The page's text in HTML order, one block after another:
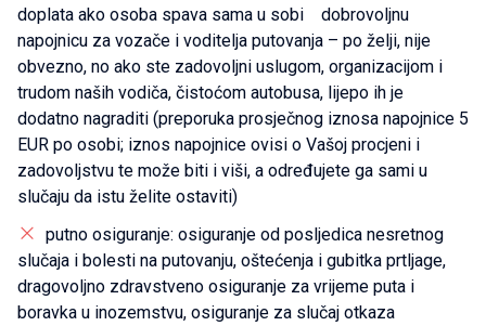
doplata ako osoba spava sama u sobi dobrovoljnu
napojnicu za vozače i voditelja putovanja – po želji, nije
obvezno, no ako ste zadovoljni uslugom, organizacijom i
trudom naših vodiča, čistoćom autobusa, lijepo ih je
dodatno nagraditi (preporuka prosječnog iznosa napojnice 5
EUR po osobi; iznos napojnice ovisi o Vašoj procjeni i
zadovoljstvu te može biti i viši, a određujete ga sami u
slučaju da istu želite ostaviti)
putno osiguranje: osiguranje od posljedica nesretnog
slučaja i bolesti na putovanju, oštećenja i gubitka prtljage,
dragovoljno zdravstveno osiguranje za vrijeme puta i
boravka u inozemstvu, osiguranje za slučaj otkaza